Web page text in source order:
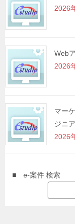
2026
Web
2026
マー
ジニア
2026
■ e-案件 検索